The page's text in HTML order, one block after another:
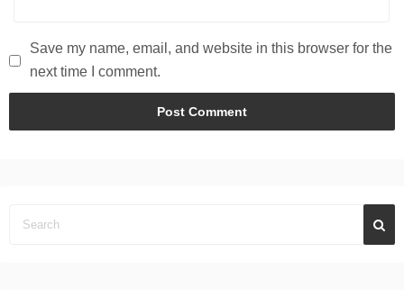
Save my name, email, and website in this browser for the
next time I comment.